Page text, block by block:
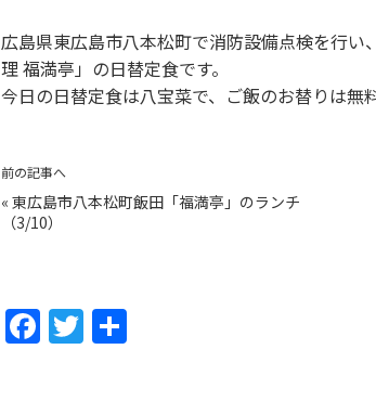
広島県東広島市八本松町で消防設備点検を行
理 福満亭」の日替定食です。
今日の日替定食は八宝菜で、ご飯のお替りは無
前の記事へ
« 東広島市八本松町飯田「福満亭」のランチ
（3/10）
F T